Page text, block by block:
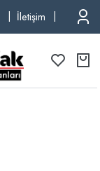
İletişim TEL: